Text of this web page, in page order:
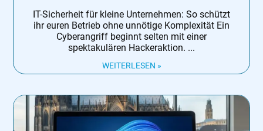
IT-Sicherheit für kleine Unternehmen: So schützt
ihr euren Betrieb ohne unnötige Komplexität Ein
Cyberangriff beginnt selten mit einer
spektakulären Hackeraktion.
WEITERLESEN »